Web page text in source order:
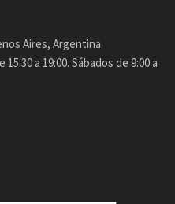
Aires, Argentina
a 19:00. Sábados de 9:00 a